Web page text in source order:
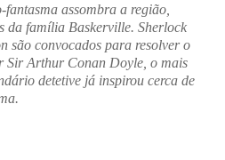
assombra a região,
da família Baskerville. Sherlock
são convocados para resolver o
Sir Arthur Conan Doyle, o mais
detetive já inspirou cerca de